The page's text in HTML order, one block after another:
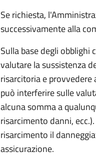
Se richiesta,
successivamente alla
Sulla base degli
valutare la sussistenza
risarcitoria e
può interferire sulle
alcuna somma a
risarcimento danni,
risarcimento il
assicurazione.